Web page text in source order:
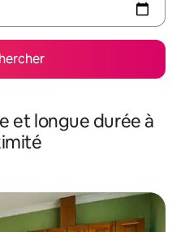
et longue durée à